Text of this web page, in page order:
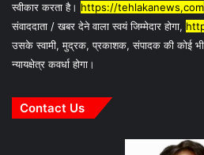
स्वीकार करता है। https://tehlakanews,com
संवाददाता / खबर देने वाला स्वयं जिम्मेदार होगा,
उसके स्वामी, मुद्रक, प्रकाशक, संपादक की कोई भी
न्यायक्षेत्र कवर्धा होगा।
Contact Us